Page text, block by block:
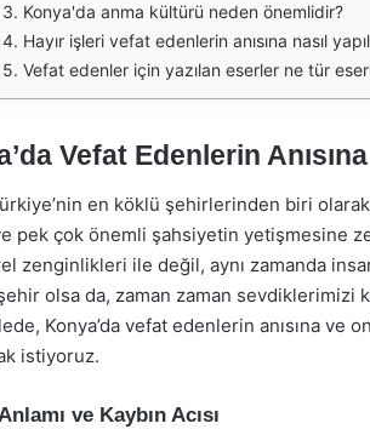
3. Konya'da anma kültürü neden önemlidir?
4. Hayır işleri vefat edenlerin anısına nasıl
5. Vefat edenler için yazılan eserler ne tür
Vefat Edenlerin Anısına
en köklü şehirlerinden biri
pek çok önemli şahsiyetin yetişmesine
zenginlikleri ile değil, aynı zamanda
olsa da, zaman zaman sevdiklerimizi
Konya’da vefat edenlerin anısına ve
istiyoruz.
ve Kaybın Acısı